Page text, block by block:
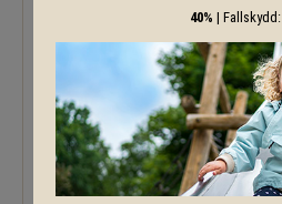
40% | Fallskydd: